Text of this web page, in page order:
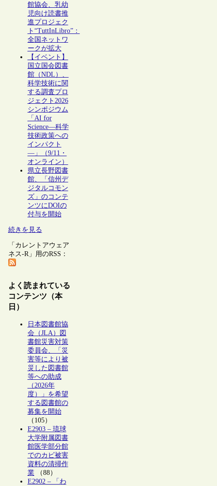
館協会、乳幼
児向け読書推
進プロジェク
ト“TuttInLibro”：
全国ネットワ
ークが拡大
【イベント】
国立国会図書
館（NDL）、
科学技術に関
する調査プロ
ジェクト2026
シンポジウム
「AI for
Science―科学
技術政策への
インパクト
―」（9/11・
オンライン）
県立長野図書
館、「信州デ
ジタルコモン
ズ」のコンテ
ンツにDOIの
付与を開始
続きを見る
「カレントアウェア
ネス-R」用のRSS：
よく読まれている
コンテンツ（本
日）
日本図書館協
会（JLA）図
書館災害対策
委員会、「災
害等により被
災した図書館
等への助成
（2026年
度）」を希望
する図書館の
募集を開始
（105）
E2903 – 琉球
大学附属図書
館医学部分館
でのカビ被害
資料の清掃作
業（88）
E2902 – 「わ